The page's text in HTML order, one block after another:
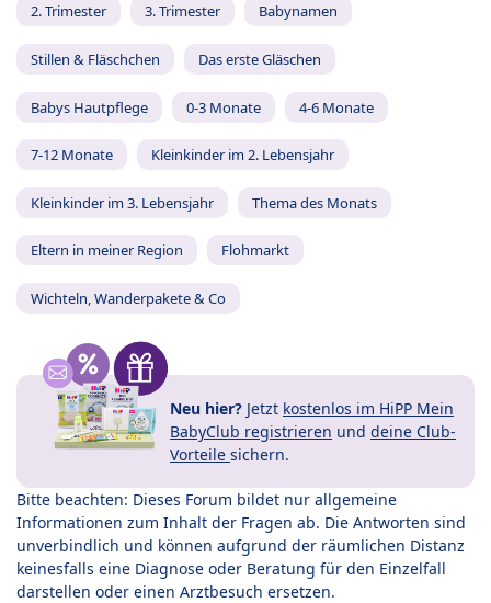
2. Trimester 3. Trimester Babynamen
Stillen & Fläschchen Das erste Gläschen
Babys Hautpflege 0-3 Monate 4-6 Monate
7-12 Monate Kleinkinder im 2. Lebensjahr
Kleinkinder im 3. Lebensjahr Thema des Monats
Eltern in meiner Region Flohmarkt
Wichteln, Wanderpakete & Co
Neu hier? Jetzt kostenlos im HiPP Mein
BabyClub registrieren und deine Club-
Vorteile sichern.
Bitte beachten: Dieses Forum bildet nur allgemeine
Informationen zum Inhalt der Fragen ab. Die Antworten sind
unverbindlich und können aufgrund der räumlichen Distanz
keinesfalls eine Diagnose oder Beratung für den Einzelfall
darstellen oder einen Arztbesuch ersetzen.